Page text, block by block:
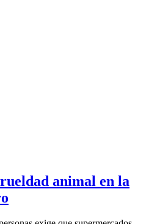
animal en la